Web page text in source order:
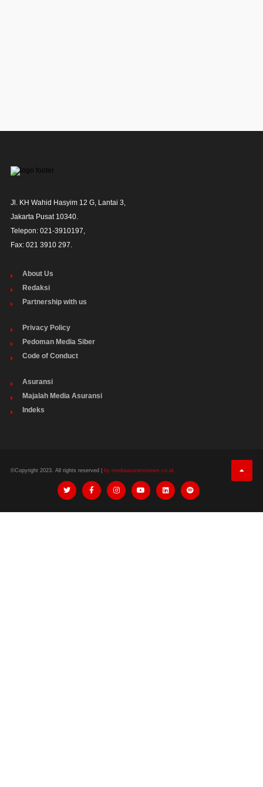
Jl. KH Wahid Hasyim 12 G, Lantai 3,
Jakarta Pusat 10340.
Telepon: 021-3910197,
Fax: 021 3910 297.
About Us
Redaksi
Partnership with us
Privacy Policy
Pedoman Media Siber
Code of Conduct
Asuransi
Majalah Media Asuransi
Indeks
©Copyright 2023. All rights reserved | by mediaasuransinews.co.id.